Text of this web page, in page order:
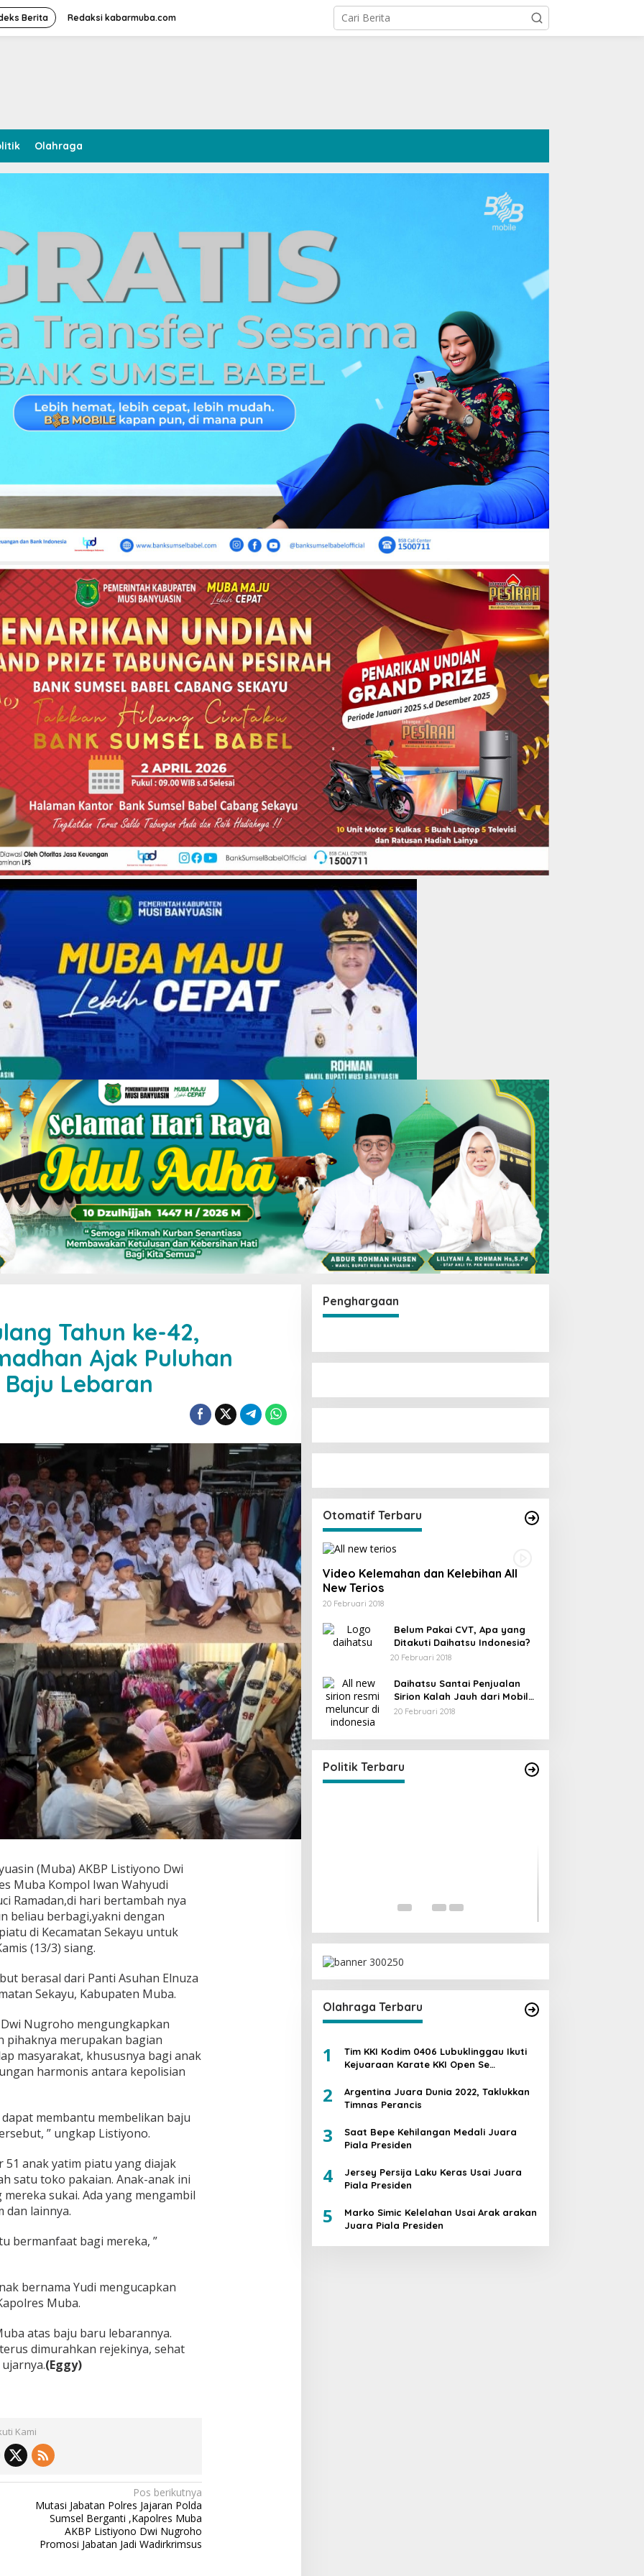
Berita Redaksi kabarmuba.com
Olahraga
Tahun ke-42,
Ajak Puluhan
Lebaran
(Muba) AKBP Listiyono Dwi
Muba Kompol Iwan Wahyudi
Ramadan,di hari bertambah nya
beliau berbagi,yakni dengan
di Kecamatan Sekayu untuk
(13/3) siang.
berasal dari Panti Asuhan Elnuza
Sekayu, Kabupaten Muba.
Nugroho mengungkapkan
pihaknya merupakan bagian
masyarakat, khususnya bagi anak
harmonis antara kepolisian
membantu membelikan baju
” ungkap Listiyono.
anak yatim piatu yang diajak
satu toko pakaian. Anak-anak ini
sukai. Ada yang mengambil
dan lainnya.
bermanfaat bagi mereka, ”
bernama Yudi mengucapkan
Muba.
atas baju baru lebarannya.
dimurahkan rejekinya, sehat
(Eggy)
Kami
Pos berikutnya
Mutasi Jabatan Polres Jajaran Polda
Sumsel Berganti ,Kapolres Muba
AKBP Listiyono Dwi Nugroho
Promosi Jabatan Jadi Wadirkrimsus
Penghargaan
Otomatif Terbaru
Video Kelemahan dan Kelebihan All
New Terios
20 Februari 2018
Belum Pakai CVT, Apa yang
Ditakuti Daihatsu Indonesia?
20 Februari 2018
Daihatsu Santai Penjualan
Sirion Kalah Jauh dari Mobil
LCGC
20 Februari 2018
Politik Terbaru
Susno Duaji Serukan IKJB Dukung
Heri Amalindo, Nyalon Gubernur
Sumsel dan Jadi
Di Berita, Politik | 18 Juni 2023
KPU Trenggalek Gelar Uji Publik
Desember 2022
Olahraga Terbaru
1
Tim KKI Kodim 0406 Lubuklinggau Ikuti
Kejuaraan Karate KKI Open Se
2
Argentina Juara Dunia 2022, Taklukkan
Timnas Perancis
3
Saat Bepe Kehilangan Medali Juara
Piala Presiden
4
Jersey Persija Laku Keras Usai Juara
Piala Presiden
5
Marko Simic Kelelahan Usai Arak arakan
Juara Piala Presiden